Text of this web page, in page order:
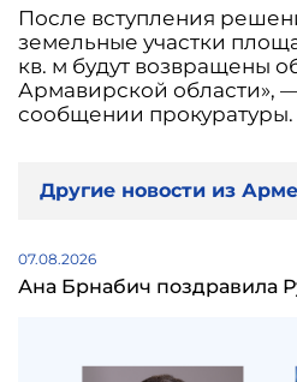
После вступления
земельные участки
кв. м будут возвращены
Армавирской области»,
сообщении прокуратуры.
Другие новости из
07.08.2026
Ана Брнабич поздравила